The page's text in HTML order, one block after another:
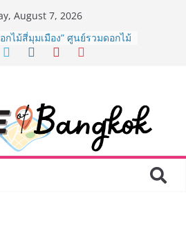
August 7, 2026
CONNECT 2026” ยก
ตภัณฑ์ท้องถิ่นสู่ตลาดเชิง
งจร ขอเชิญเลือกซื้อมาลัย
วัญต้อนรับวันแม่ เปิดให้
วันตลอด 24 ชั่วโมง
องไทย ส่งอุปกรณ์วิทยาศาสตร์